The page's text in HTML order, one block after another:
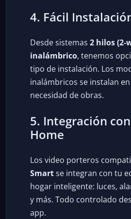
4. Fácil
Desde sistemas 2 hilos (2-
inalámbrico, tenemos
tipo de instalación. Los
inalámbricos se instalan
necesidad de obras.
5. Integración
Home
Los video porteros
Smartse integran con tu
hogar inteligente: luces,
y más. Todo controlado
app.